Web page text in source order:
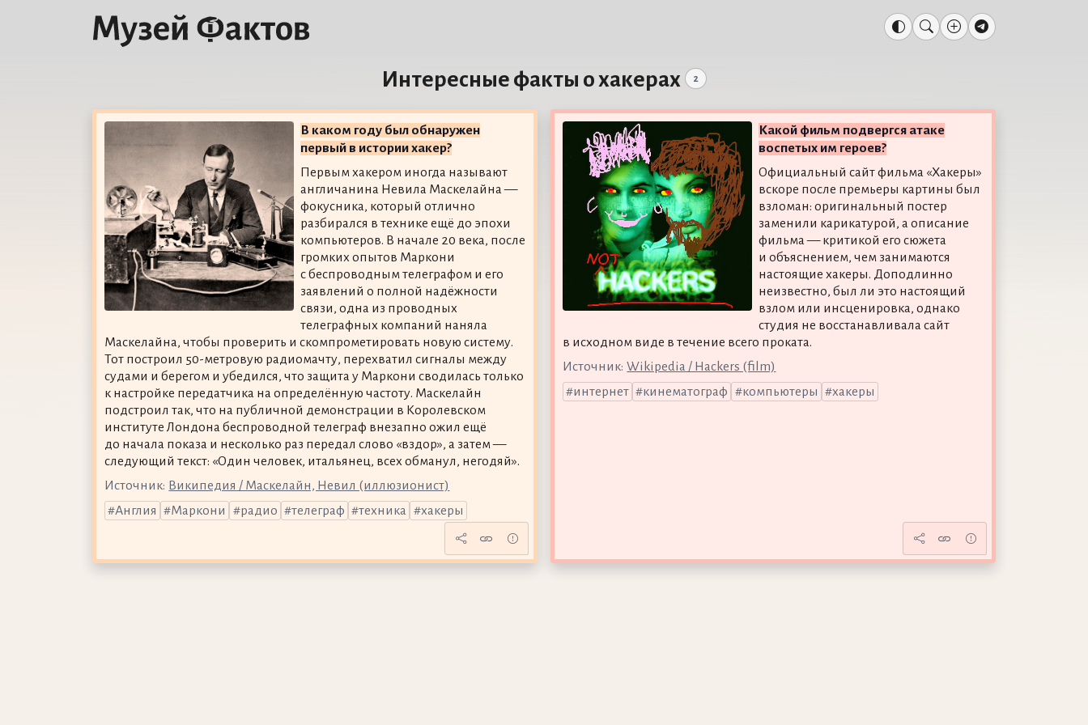
Интересные факты о хакерах 2
В каком году был обнаружен
первый в истории хакер?
Первым хакером иногда называют
англичанина Невила Маскелайна —
фокусника, который отлично
разбирался в технике ещё до эпохи
компьютеров. В начале 20 века, после
громких опытов Маркони
с беспроводным телеграфом и его
заявлений о полной надёжности
связи, одна из проводных
телеграфных компаний наняла
Маскелайна, чтобы проверить и скомпрометировать новую систему.
Тот построил 50-метровую радиомачту, перехватил сигналы между
судами и берегом и убедился, что защита у Маркони сводилась только
к настройке передатчика на определённую частоту. Маскелайн
подстроил так, что на публичной демонстрации в Королевском
институте Лондона беспроводной телеграф внезапно ожил ещё
до начала показа и несколько раз передал слово «вздор», а затем —
следующий текст: «Один человек, итальянец, всех обманул, негодяй».
Источник: Википедия / Маскелайн, Невил (иллюзионист)
Англия
Маркони радио телеграф техника хакеры
Какой фильм подвергся атаке
воспетых им героев?
Официальный сайт фильма «Хакеры»
вскоре после премьеры картины был
взломан: оригинальный постер
заменили карикатурой, а описание
фильма — критикой его сюжета
и объяснением, чем занимаются
настоящие хакеры. Доподлинно
неизвестно, был ли это настоящий
взлом или инсценировка, однако
студия не восстанавливала сайт
в исходном виде в течение всего проката.
Источник: Wikipedia / Hackers (film)
интернет
кинематограф компьютеры хакеры